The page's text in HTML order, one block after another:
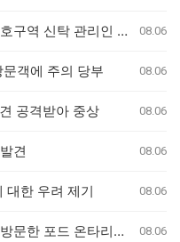
앨버타 분리주의 변호사, 원주민 보호구역 신탁 관리인 직위 박탈 명령에 불복 항소 08.06
객에 주의 당부 08.06
공격받아 중상 08.06
견 08.06
대한 우려 제기 08.06
나이아가라 지역 대홍수 피해 현장 방문한 포드 온타리오 주총리, 재정 지원 발표는 없어 08.06